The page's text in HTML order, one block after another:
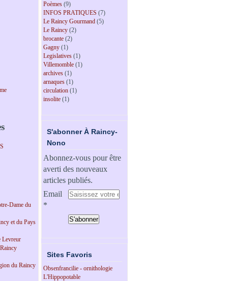
Dame du
et du Pays
Levreur
du Raincy
Poèmes (9)
INFOS PRATIQUES (7)
Le Raincy Gourmand (5)
Le Raincy (2)
brocante (2)
Gagny (1)
Legislatives (1)
Villemomble (1)
archives (1)
arnaques (1)
circulation (1)
insolite (1)
S'abonner À Raincy-
Nono
Abonnez-vous pour être
averti des nouveaux
articles publiés.
Email
Sites Favoris
Obsenfrancilie - ornithologie
L'Hippopotable